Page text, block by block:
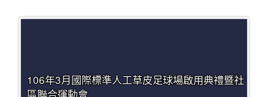
106年3月國際標準人工草皮足球場啟用典禮暨社
區聯合運動會